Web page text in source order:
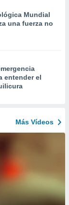
Mundial
una fuerza no
entender el
Más Vídeos